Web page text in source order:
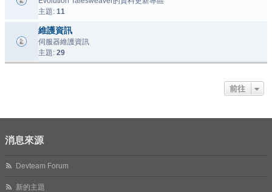
主題: 11
維護資訊
伺服器維護資訊
主題: 29
前往
消息來源
Devteam Forum
新的主題